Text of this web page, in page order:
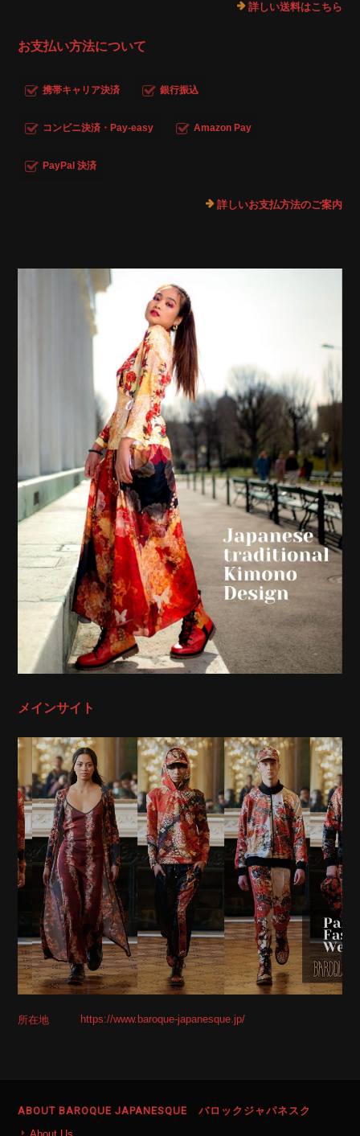
詳しい送料はこちら
お支払い方法について
携帯キャリア決済 銀行振込
コンビニ決済・Pay-easy Amazon Pay
PayPal 決済
詳しいお支払方法のご案内
メインサイト
所在地 https://www.baroque-japanesque.jp/
ABOUT BAROQUE JAPANESQUE バロックジャパネスク